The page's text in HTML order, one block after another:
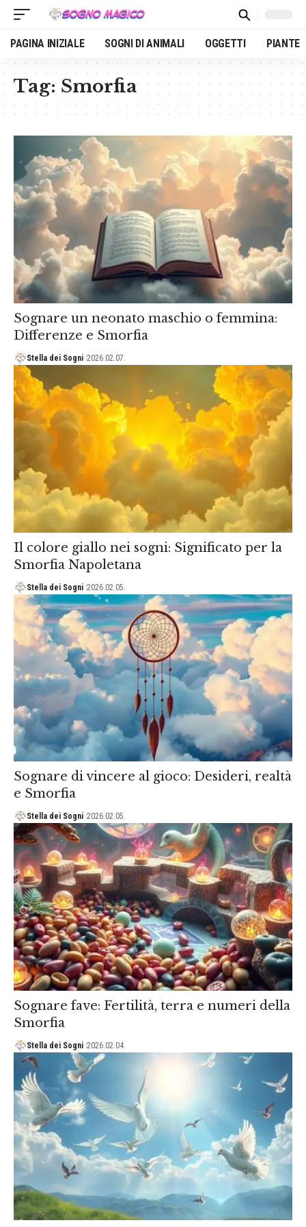
PAGINA INIZIALE SOGNI DI ANIMALI OGGETTI PIANTE
Tag: Smorfia
Sognare un neonato maschio o femmina:
Differenze e Smorfia
Stella dei Sogni 2026.02.07.
Il colore giallo nei sogni: Significato per la
Smorfia Napoletana
Stella dei Sogni 2026.02.05.
Sognare di vincere al gioco: Desideri, realtà
e Smorfia
Stella dei Sogni 2026.02.05.
Sognare fave: Fertilità, terra e numeri della
Smorfia
Stella dei Sogni 2026.02.04.